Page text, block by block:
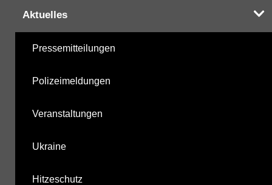
Aktuelles
Pressemitteilungen
Polizeimeldungen
Veranstaltungen
Ukraine
Hitzeschutz